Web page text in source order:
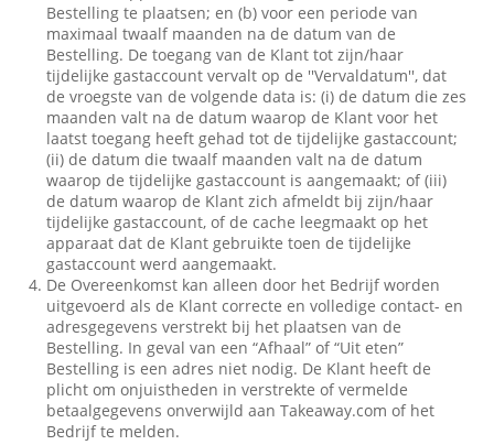
Bestelling te plaatsen; en (b) voor een periode van
maximaal twaalf maanden na de datum van de
Bestelling. De toegang van de Klant tot zijn/haar
tijdelijke gastaccount vervalt op de ''Vervaldatum'', dat
de vroegste van de volgende data is: (i) de datum die zes
maanden valt na de datum waarop de Klant voor het
laatst toegang heeft gehad tot de tijdelijke gastaccount;
(ii) de datum die twaalf maanden valt na de datum
waarop de tijdelijke gastaccount is aangemaakt; of (iii)
de datum waarop de Klant zich afmeldt bij zijn/haar
tijdelijke gastaccount, of de cache leegmaakt op het
apparaat dat de Klant gebruikte toen de tijdelijke
gastaccount werd aangemaakt.
De Overeenkomst kan alleen door het Bedrijf worden
uitgevoerd als de Klant correcte en volledige contact- en
adresgegevens verstrekt bij het plaatsen van de
Bestelling. In geval van een “Afhaal” of “Uit eten”
Bestelling is een adres niet nodig. De Klant heeft de
plicht om onjuistheden in verstrekte of vermelde
betaalgegevens onverwijld aan Takeaway.com of het
Bedrijf te melden.